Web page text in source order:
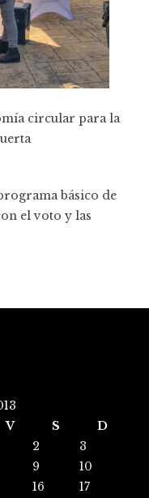
circular para la
básico de
el voto y las
V S
D
2
3
9
10
16
17